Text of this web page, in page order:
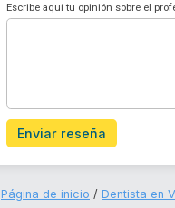
Escribe aquí tu opinión sobre el
Enviar reseña
Página de inicio Dentista en